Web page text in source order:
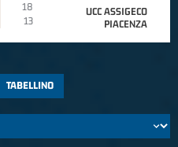
18
13
UCC ASSIGECO
PIACENZA
TABELLINO